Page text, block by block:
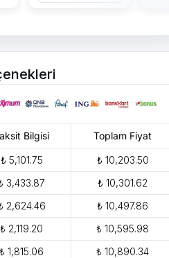
Bilgisi Toplam Fiyat
₺ 5,101.75
₺ 10,203.50
3,433.87
₺ 10,301.62
2,624.46
₺ 10,497.86
₺ 2,119.20
₺ 10,595.98
₺ 1,815.06
₺ 10,890.34